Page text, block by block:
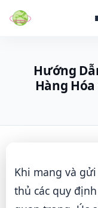
Hướng
Hàng
Khi mang và
thủ các quy